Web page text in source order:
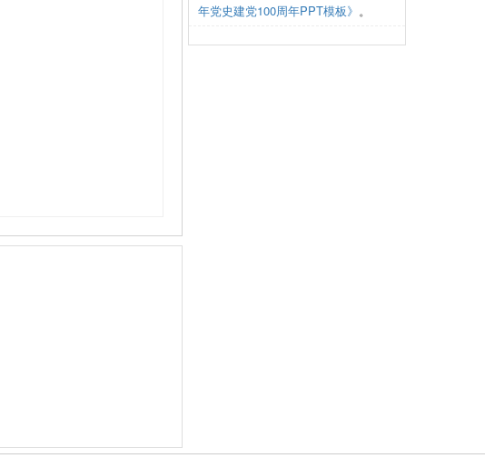
年党史建党100周年PPT模板》 。